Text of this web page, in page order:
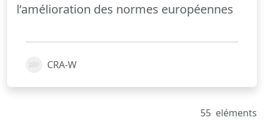
l’amélioration des normes européennes
CRA-W
55 eléments